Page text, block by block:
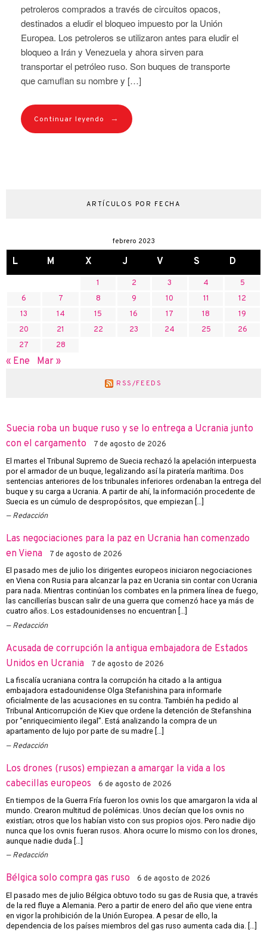
petroleros comprados a través de circuitos opacos,
destinados a eludir el bloqueo impuesto por la Unión
Europea. Los petroleros se utilizaron antes para eludir el
bloqueo a Irán y Venezuela y ahora sirven para
transportar el petróleo ruso. Son buques de transporte
que camuflan su nombre y […]
Continuar leyendo →
ARTÍCULOS POR FECHA
febrero 2023
L M X J V S D
1 2 3 4
5
6
7 8 9 10 11
12
13
14 15 16 17 18
19
20
21 22 23 24 25
26
27
28
« Ene Mar »
RSS/FEEDS
Suecia roba un buque ruso y se lo entrega a Ucrania junto
con el cargamento
7 de agosto de 2026
El martes el Tribunal Supremo de Suecia rechazó la apelación interpuesta
por el armador de un buque, legalizando así la piratería marítima. Dos
sentencias anteriores de los tribunales inferiores ordenaban la entrega del
buque y su carga a Ucrania. A partir de ahí, la información procedente de
Suecia es un cúmulo de despropósitos, que empiezan […]
Redacción
Las negociaciones para la paz en Ucrania han comenzado
en Viena
7 de agosto de 2026
El pasado mes de julio los dirigentes europeos iniciaron negociaciones
en Viena con Rusia para alcanzar la paz en Ucrania sin contar con Ucrania
para nada. Mientras continúan los combates en la primera línea de fuego,
las cancillerías buscan salir de una guerra que comenzó hace ya más de
cuatro años. Los estadounidenses no encuentran […]
Redacción
Acusada de corrupción la antigua embajadora de Estados
Unidos en Ucrania
7 de agosto de 2026
La fiscalía ucraniana contra la corrupción ha citado a la antigua
embajadora estadounidense Olga Stefanishina para informarle
oficialmente de las acusaciones en su contra. También ha pedido al
Tribunal Anticorrupción de Kiev que ordene la detención de Stefanshina
por “enriquecimiento ilegal”. Está analizando la compra de un
apartamento de lujo por parte de su madre […]
Redacción
Los drones (rusos) empiezan a amargar la vida a los
cabecillas europeos
6 de agosto de 2026
En tiempos de la Guerra Fría fueron los ovnis los que amargaron la vida al
mundo. Crearon multitud de polémicas. Unos decían que los ovnis no
existían; otros que los habían visto con sus propios ojos. Pero nadie dijo
nunca que los ovnis fueran rusos. Ahora ocurre lo mismo con los drones,
aunque nadie duda […]
Redacción
Bélgica solo compra gas ruso 6 de agosto de 2026
El pasado mes de julio Bélgica obtuvo todo su gas de Rusia que, a través
de la red fluye a Alemania. Pero a partir de enero del año que viene entra
en vigor la prohibición de la Unión Europea. A pesar de ello, la
dependencia de los países miembros del gas ruso aumenta cada dia. […]